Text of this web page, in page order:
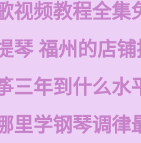
视频教程全集
琴 福州的店
三年到什么水
里学钢琴调律